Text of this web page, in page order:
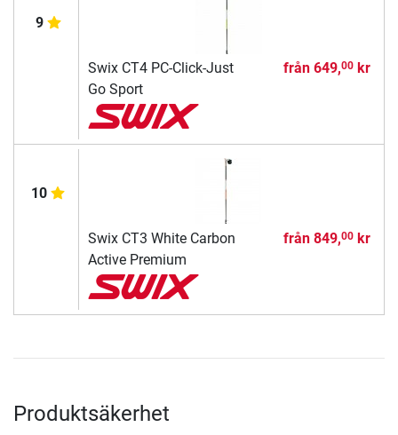
9
Swix CT4 PC-Click-Just
Go Sport
från 649,00kr
10
Swix CT3 White Carbon
Active Premium
från 849,00kr
Produktsäkerhet